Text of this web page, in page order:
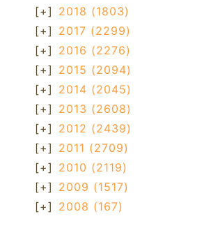
[+] 2018 (1803)
[+] 2017 (2299)
[+] 2016 (2276)
[+] 2015 (2094)
[+] 2014 (2045)
[+] 2013 (2608)
[+] 2012 (2439)
[+] 2011 (2709)
[+] 2010 (2119)
[+] 2009 (1517)
[+] 2008 (167)